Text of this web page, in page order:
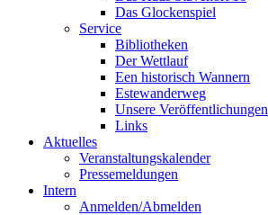
Das Glockenspiel
Service
Bibliotheken
Der Wettlauf
Een historisch Wannern
Estewanderweg
Unsere Veröffentlichungen
Links
Aktuelles
Veranstaltungskalender
Pressemeldungen
Intern
Anmelden/Abmelden